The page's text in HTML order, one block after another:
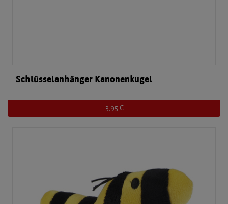
Schlüsselanhänger Kanonenkugel
3,95 €